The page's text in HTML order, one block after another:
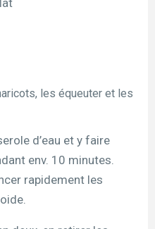
les équeuter et les
d’eau et y faire
env. 10 minutes.
rapidement les